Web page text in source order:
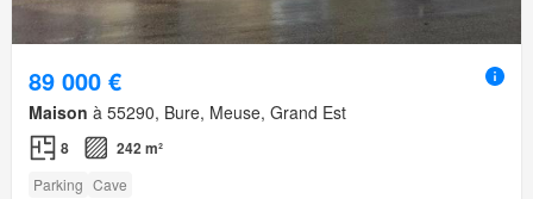
89 000 €
Maison à 55290, Bure, Meuse, Grand Est
8 242 m²
Parking Cave